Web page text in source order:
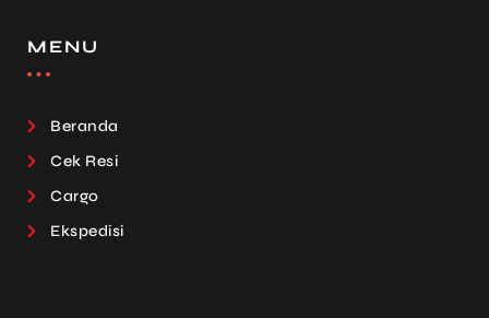
MENU
Beranda
Cek Resi
Cargo
Ekspedisi